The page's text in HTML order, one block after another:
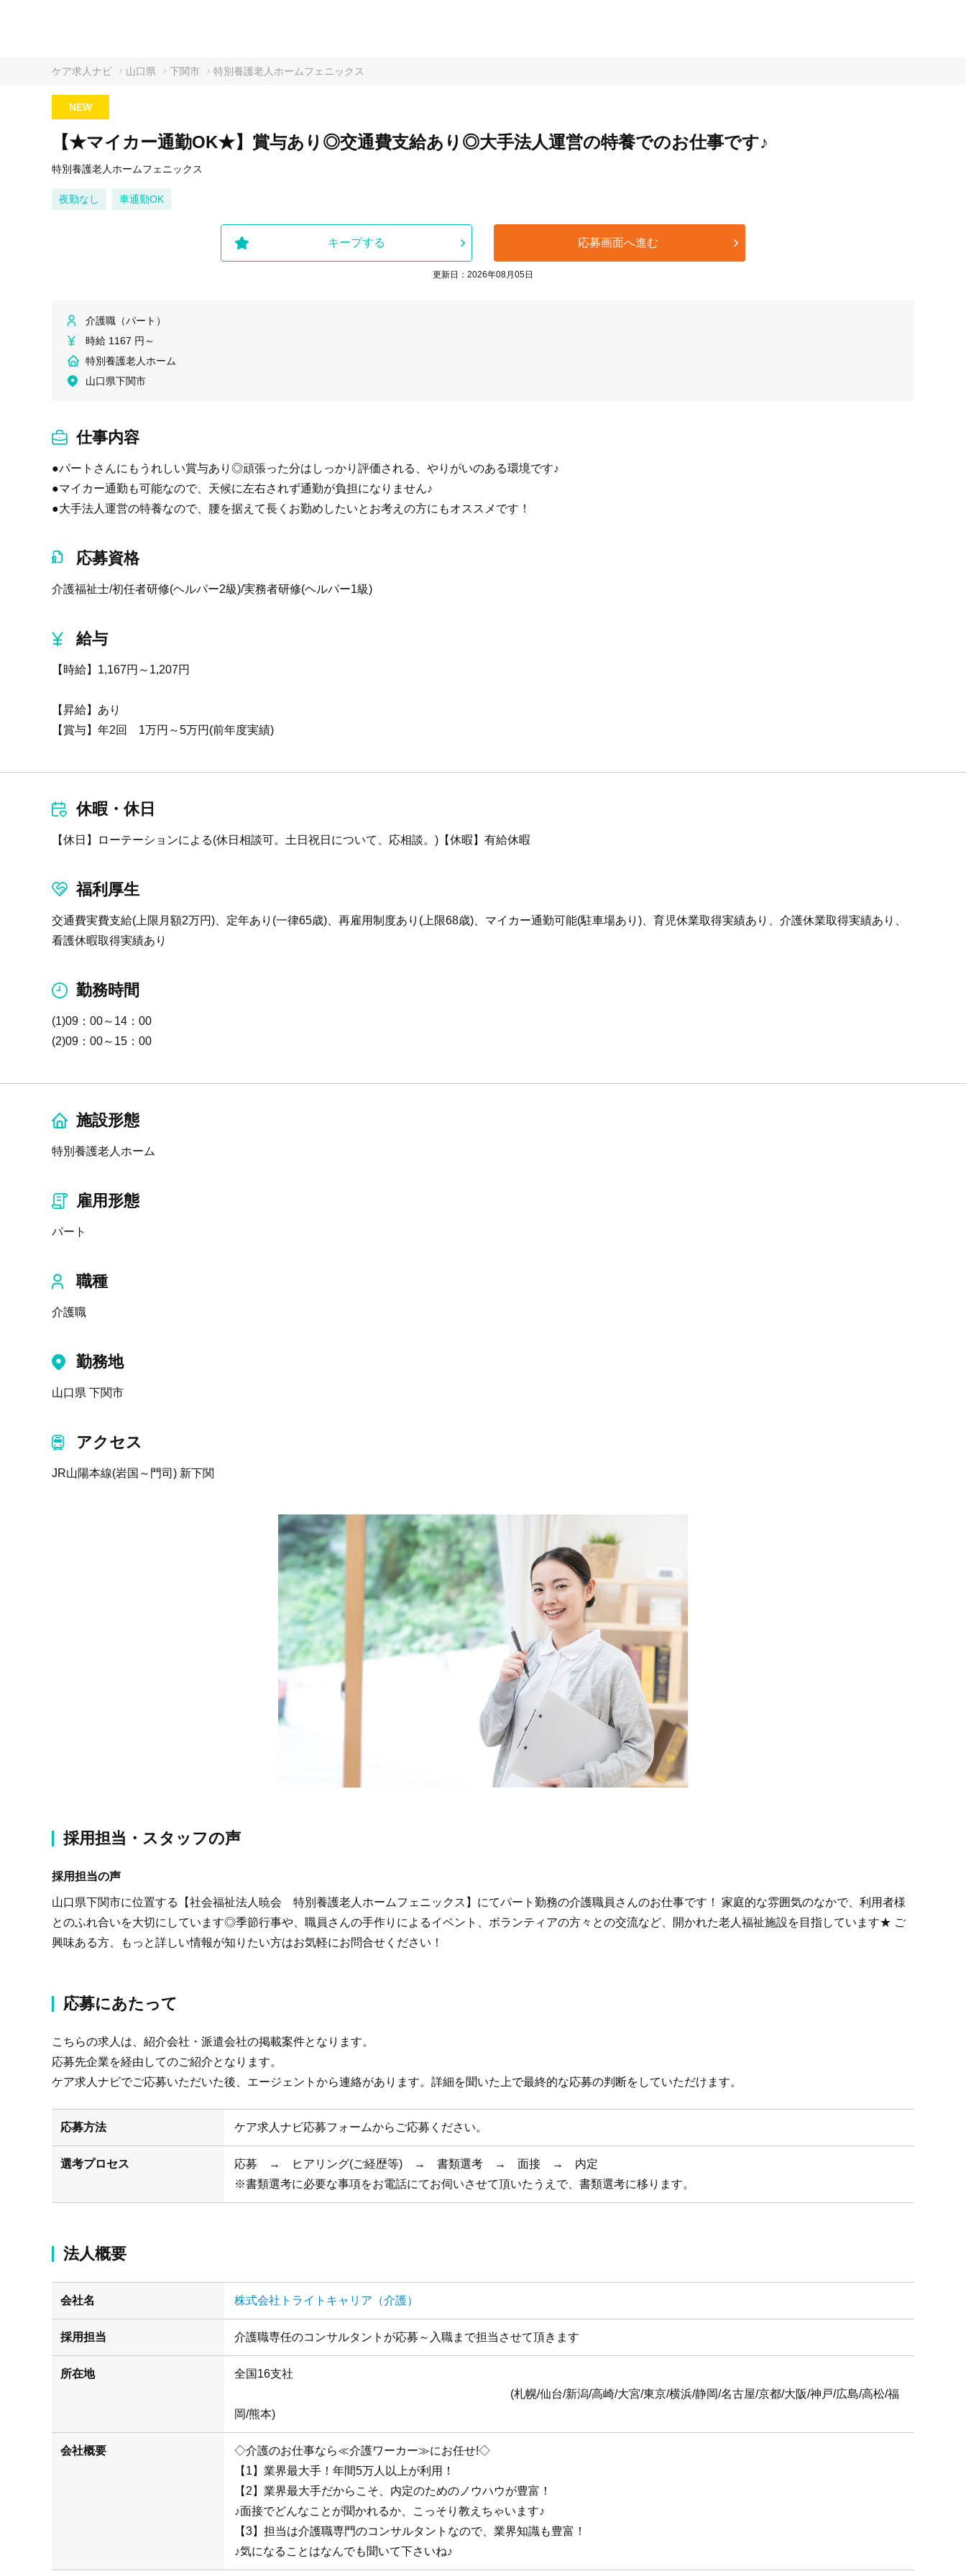
ケア求人ナビ 山口県 下関市 特別養護老人ホームフェニックス
NEW
【★マイカー通勤OK★】賞与あり◎交通費支給あり◎大手法人運営の特養でのお仕事です♪
特別養護老人ホームフェニックス
夜勤なし 車通勤OK
キープする 応募画面へ進む
更新日：2026年08月05日
介護職（パート）
時給 1167 円～
特別養護老人ホーム
山口県下関市
仕事内容
●パートさんにもうれしい賞与あり◎頑張った分はしっかり評価される、やりがいのある環境です♪
●マイカー通勤も可能なので、天候に左右されず通勤が負担になりません♪
●大手法人運営の特養なので、腰を据えて長くお勤めしたいとお考えの方にもオススメです！
応募資格
介護福祉士/初任者研修(ヘルパー2級)/実務者研修(ヘルパー1級)
給与
【時給】1,167円～1,207円
【昇給】あり
【賞与】年2回 1万円～5万円(前年度実績)
休暇・休日
【休日】ローテーションによる(休日相談可。土日祝日について、応相談。)【休暇】有給休暇
福利厚生
交通費実費支給(上限月額2万円)、定年あり(一律65歳)、再雇用制度あり(上限68歳)、マイカー通勤可能(駐車場あり)、育児休業取得実績あり、介護休業取得実績あり、
看護休暇取得実績あり
勤務時間
(1)09：00～14：00
(2)09：00～15：00
施設形態
特別養護老人ホーム
雇用形態
パート
職種
介護職
勤務地
山口県 下関市
アクセス
JR山陽本線(岩国～門司) 新下関
採用担当・スタッフの声
採用担当の声
山口県下関市に位置する【社会福祉法人暁会 特別養護老人ホームフェニックス】にてパート勤務の介護職員さんのお仕事です！ 家庭的な雰囲気のなかで、利用者様
とのふれ合いを大切にしています◎季節行事や、職員さんの手作りによるイベント、ボランティアの方々との交流など、開かれた老人福祉施設を目指しています★ ご
興味ある方、もっと詳しい情報が知りたい方はお気軽にお問合せください！
応募にあたって
こちらの求人は、紹介会社・派遣会社の掲載案件となります。
応募先企業を経由してのご紹介となります。
ケア求人ナビでご応募いただいた後、エージェントから連絡があります。詳細を聞いた上で最終的な応募の判断をしていただけます。
応募方法 ケア求人ナビ応募フォームからご応募ください。
選考プロセス
応募 → ヒアリング(ご経歴等) → 書類選考 → 面接 → 内定
※書類選考に必要な事項をお電話にてお伺いさせて頂いたうえで、書類選考に移ります。
法人概要
会社名 株式会社トライトキャリア（介護）
採用担当 介護職専任のコンサルタントが応募～入職まで担当させて頂きます
所在地
全国16支社
(札幌/仙台/新潟/高崎/大宮/東京/横浜/静岡/名古屋/京都/大阪/神戸/広島/高松/福
岡/熊本)
会社概要
◇介護のお仕事なら≪介護ワーカー≫にお任せ!◇
【1】業界最大手！年間5万人以上が利用！
【2】業界最大手だからこそ、内定のためのノウハウが豊富！
♪面接でどんなことが聞かれるか、こっそり教えちゃいます♪
【3】担当は介護職専門のコンサルタントなので、業界知識も豊富！
♪気になることはなんでも聞いて下さいね♪